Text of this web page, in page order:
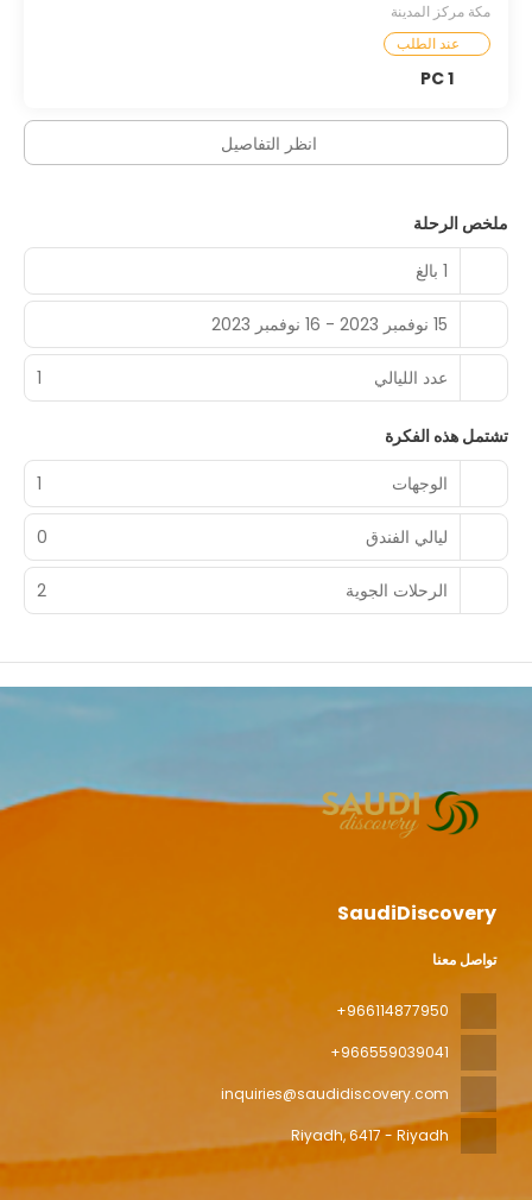
مكة مركز المدينة
عند الطلب
1 PC
انظر التفاصيل
ملخص الرحلة
1 بالغ
15 نوفمبر 2023 - 16 نوفمبر 2023
عدد الليالي 1
تشتمل هذه الفكرة
الوجهات
1
ليالي الفندق 0
الرحلات الجوية 2
SaudiDiscovery
تواصل معنا
+966114877950
+966559039041
inquiries@saudidiscovery.com
Riyadh, 6417 - Riyadh